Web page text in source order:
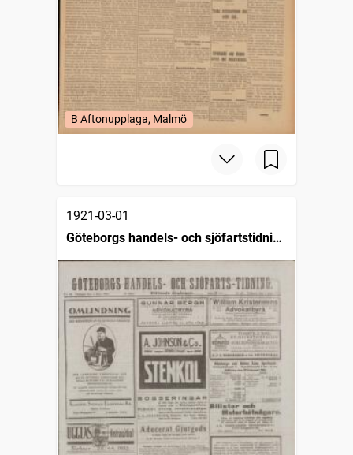
B Aftonupplaga, Malmö
1921-03-01
Göteborgs handels- och sjöfartstidning